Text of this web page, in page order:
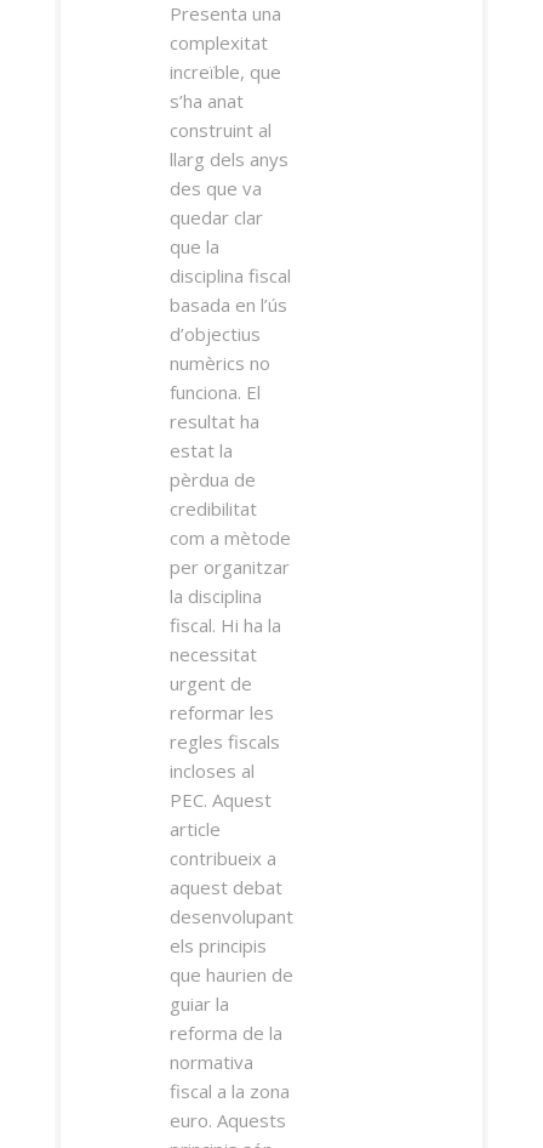
Presenta una
complexitat
increïble, que
s’ha anat
construint al
llarg dels anys
des que va
quedar clar
que la
disciplina fiscal
basada en l’ús
d’objectius
numèrics no
funciona. El
resultat ha
estat la
pèrdua de
credibilitat
com a mètode
per organitzar
la disciplina
fiscal. Hi ha la
necessitat
urgent de
reformar les
regles fiscals
incloses al
PEC. Aquest
article
contribueix a
aquest debat
desenvolupant
els principis
que haurien de
guiar la
reforma de la
normativa
fiscal a la zona
euro. Aquests